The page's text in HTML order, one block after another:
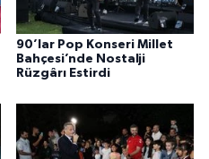
90’lar Pop Konseri Millet
Bahçesi’nde Nostalji
Rüzgârı Estirdi